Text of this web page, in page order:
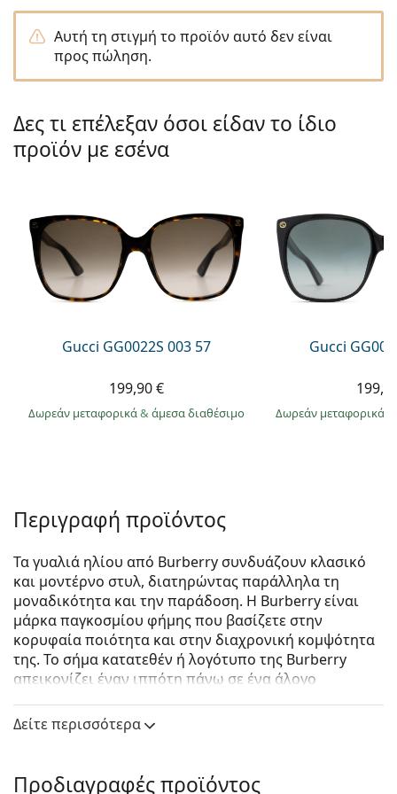
Persol
Prada
Όλες οι μάρκες
Αυτή τη στιγμή το προϊόν αυτό δεν είναι
προς πώληση.
Δες τι επέλεξαν όσοι είδαν το ίδιο
προϊόν με εσένα
Gucci GG0022S 003 57
199,90 €
Δωρεάν μεταφορικά& άμεσα διαθέσιμο
Gucci
Δωρεάν μεταφορικά
Περιγραφή προϊόντος
Τα γυαλιά ηλίου από Burberry συνδυάζουν κλασικό
και μοντέρνο στυλ, διατηρώντας παράλληλα τη
μοναδικότητα και την παράδοση. Η Burberry είναι
μάρκα παγκοσμίου φήμης που βασίζετε στην
κορυφαία ποιότητα και στην διαχρονική κομψότητα
της. Το σήμα κατατεθέν ή λογότυπο της Burberry
απεικονίζει έναν ιππότη πάνω σε ένα άλογο
Burberry είναι μοναδική, χάρη στο σχεδιασμό, το
στυλ και τον αριθμό των συνδυασμών χρωμάτων
κάθε περίσταση.
Δείτε περισσότερα
Προδιαγραφές προϊόντος